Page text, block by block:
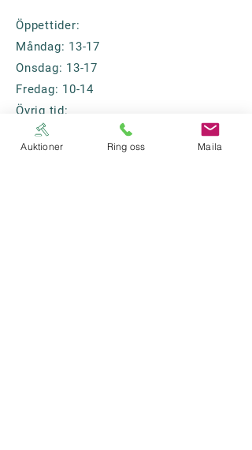
Öppettider:
Måndag: 13-17
Onsdag: 13-17​
Fredag: 10-14
Övrig tid:
Kontakta auktionshuset.
Auktioner Ring oss Maila